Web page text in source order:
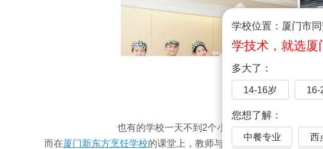
学校位置：厦门市
学技术，就选厦
多大了：
14-16岁 16-
您想了解：
中餐专业 西
也有的学校一天不到2个小时的实操，甚至周六
而在厦门新东方烹饪学校的课堂上，教师与学生的相处模式为边